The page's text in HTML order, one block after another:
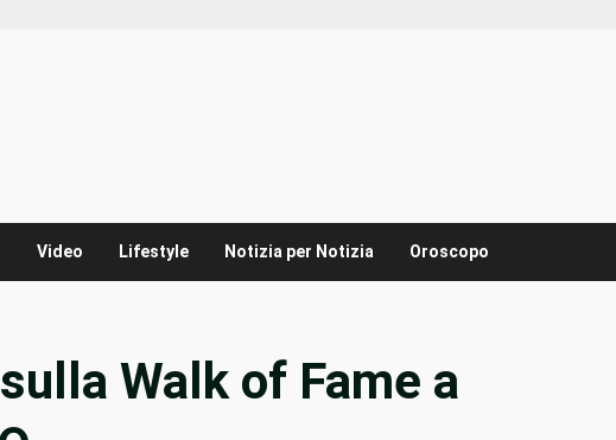
Video Lifestyle Notizia per Notizia Oroscopo
Walk of Fame a